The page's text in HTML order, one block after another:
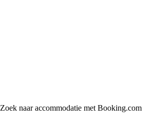
Zoek naar accommodatie met Booking.com